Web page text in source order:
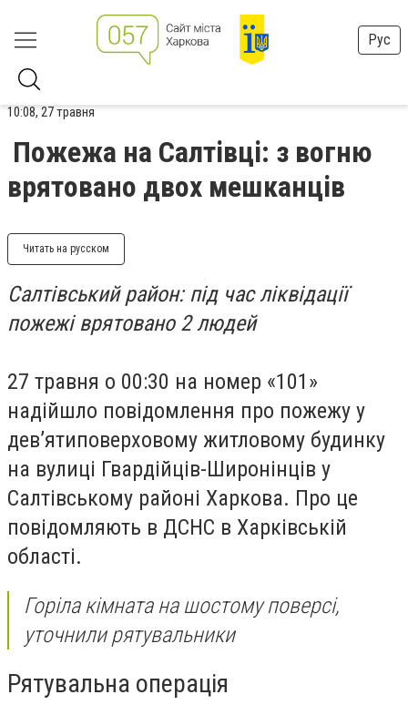
Рус
10:08, 27 травня
Пожежа на Салтівці: з вогню
врятовано двох мешканців
Читать на русском
Салтівський район: під час ліквідації
пожежі врятовано 2 людей
27 травня о 00:30 на номер «101»
надійшло повідомлення про пожежу у
дев’ятиповерховому житловому будинку
на вулиці Гвардійців-Широнінців у
Салтівському районі Харкова. Про це
повідомляють в ДСНС в Харківській
області.
Горіла кімната на шостому поверсі,
уточнили рятувальники
Рятувальна операція